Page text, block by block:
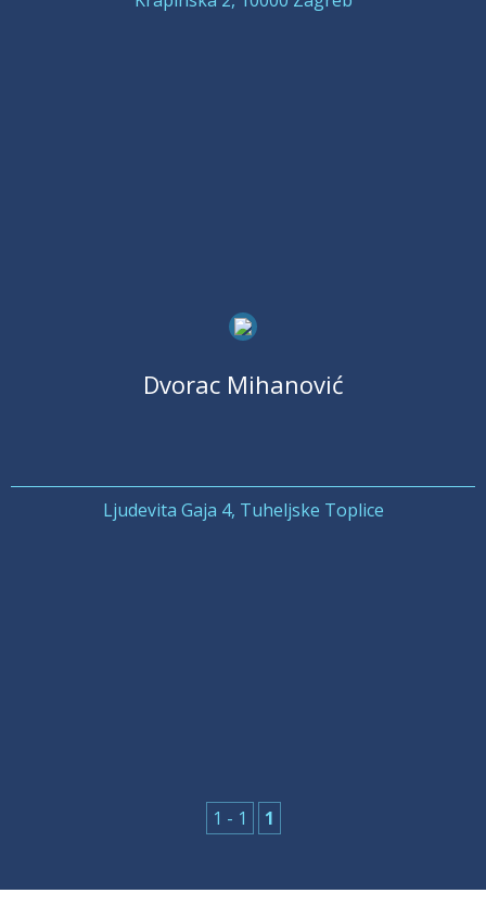
Dvorac Mihanović
Ljudevita Gaja 4, Tuheljske Toplice
1 - 1 1